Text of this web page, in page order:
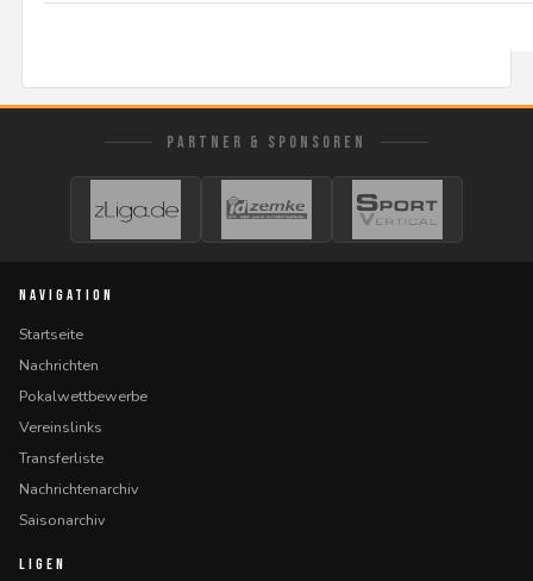
PARTNER & SPONSOREN
NAVIGATION
Startseite
Nachrichten
Pokalwettbewerbe
Vereinslinks
Transferliste
Nachrichtenarchiv
Saisonarchiv
LIGEN